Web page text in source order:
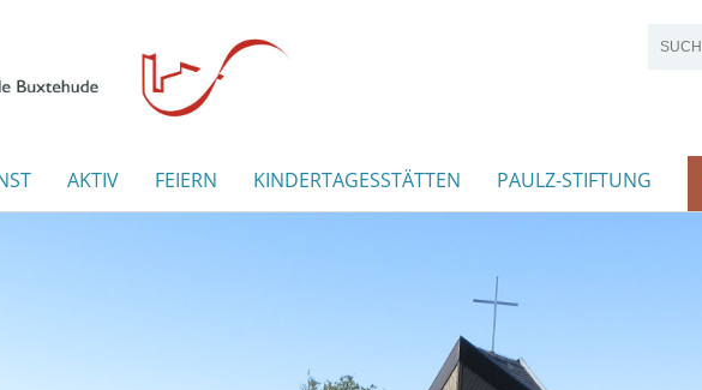
AKTIV FEIERN KINDERTAGESSTÄTTEN PAULZ-STIFTUNG